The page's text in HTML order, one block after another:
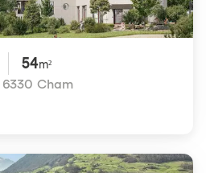
54m²
6330 Cham